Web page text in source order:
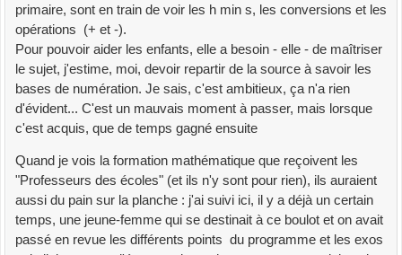
primaire, sont en train de voir les h min s, les conversions et les
opérations (+ et -).
Pour pouvoir aider les enfants, elle a besoin - elle - de maîtriser
le sujet, j'estime, moi, devoir repartir de la source à savoir les
bases de numération. Je sais, c'est ambitieux, ça n'a rien
d'évident... C'est un mauvais moment à passer, mais lorsque
c'est acquis, que de temps gagné ensuite
Quand je vois la formation mathématique que reçoivent les
"Professeurs des écoles" (et ils n'y sont pour rien), ils auraient
aussi du pain sur la planche : j'ai suivi ici, il y a déjà un certain
temps, une jeune-femme qui se destinait à ce boulot et on avait
passé en revue les différents points du programme et les exos